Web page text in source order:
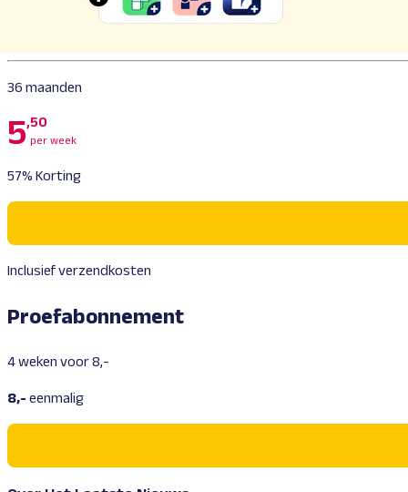
36 maanden
5,50
per week
57% Korting
Inclusief verzendkosten
Proefabonnement
4 weken voor 8,-
8,- eenmalig